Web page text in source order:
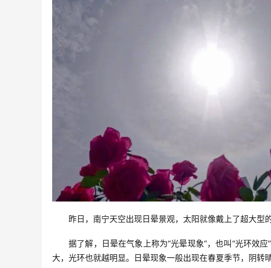
昨日，南宁天空出现日晕景观，太阳就像戴上了超大型
据了解，日晕在气象上称为“光晕现象”，也叫“光环效
大，光环也就越明显。日晕现象一般出现在春夏季节，阴转